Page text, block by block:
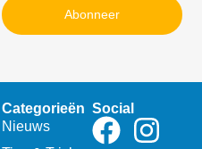
Abonneer
Categorieën
Nieuws
Social